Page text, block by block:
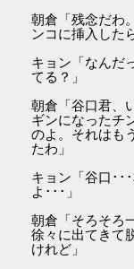
朝倉「残念だわ
ンコに挿入した
キョン「なんだ
てる？」
朝倉「谷口君、
ギンになったチ
のよ。それはも
たわ」
キョン「谷口･･
よ･･･」
朝倉「そろそろ
徐々に出てきて
けれど」